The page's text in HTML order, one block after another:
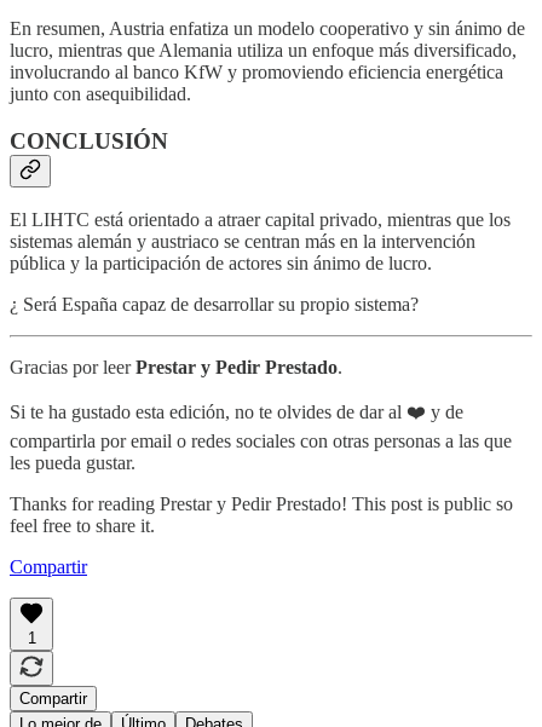
En resumen, Austria enfatiza un modelo cooperativo y sin ánimo de
lucro, mientras que Alemania utiliza un enfoque más diversificado,
involucrando al banco KfW y promoviendo eficiencia energética
junto con asequibilidad.
CONCLUSIÓN
El LIHTC está orientado a atraer capital privado, mientras que los
sistemas alemán y austriaco se centran más en la intervención
pública y la participación de actores sin ánimo de lucro.
¿ Será España capaz de desarrollar su propio sistema?
Gracias por leerPrestar y Pedir Prestado.
Si te ha gustado esta edición, no te olvides de dar al ❤️ y de
compartirla por email o redes sociales con otras personas a las que
les pueda gustar.
Thanks for reading Prestar y Pedir Prestado! This post is public so
feel free to share it.
Compartir
1
Compartir